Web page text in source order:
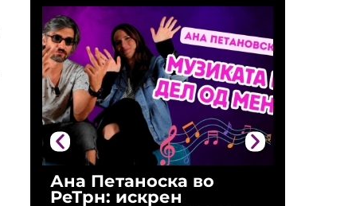
Ана Петаноска во
РеТрн: искрен